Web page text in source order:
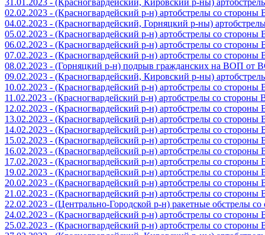
02.02.2023 - (Красногвардейский р-н) артобстрелы со
04.02.2023 - (Красногвардейский, Горняцкий р-ны)
05.02.2023 - (Красногвардейский р-н) артобстрелы со
06.02.2023 - (Красногвардейский р-н) артобстрелы со
07.02.2023 - (Красногвардейский р-н) артобстрелы со
08.02.2023 - (Горняцкий р-н) подрыв гражданских на ВОП от
09.02.2023 - (Красногвардейский, Кировский р-ны)
10.02.2023 - (Красногвардейский р-н) артобстрелы со
11.02.2023 - (Красногвардейский р-н) артобстрелы со стороны
12.02.2023 - (Красногвардейский р-н) артобстрелы со
13.02.2023 - (Красногвардейский р-н) артобстрелы со
14.02.2023 - (Красногвардейский р-н) артобстрелы со
15.02.2023 - (Красногвардейский р-н) артобстрелы со
16.02.2023 - (Красногвардейский р-н) артобстрелы со
17.02.2023 - (Красногвардейский р-н) артобстрелы со
19.02.2023 - (Красногвардейский р-н) артобстрелы со
20.02.2023 - (Красногвардейский р-н) артобстрелы со
21.02.2023 - (Красногвардейский р-н) артобстрелы со
22.02.2023 - (Центрально-Городской р-н) ракетные обстрелы
24.02.2023 - (Красногвардейский р-н) артобстрелы со
25.02.2023 - (Красногвардейский р-н) артобстрелы со